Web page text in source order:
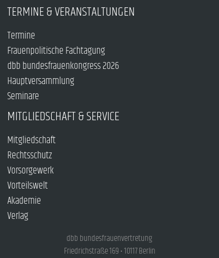
TERMINE & VERANSTALTUNGEN
Termine
Frauenpolitische Fachtagung
dbb bundesfrauenkongress 2026
Hauptversammlung
Seminare
MITGLIEDSCHAFT & SERVICE
Mitgliedschaft
Rechtsschutz
Vorsorgewerk
Vorteilswelt
Akademie
Verlag
dbb bundesfrauenvertretung
Friedrichstraße 169 • 10117 Berlin